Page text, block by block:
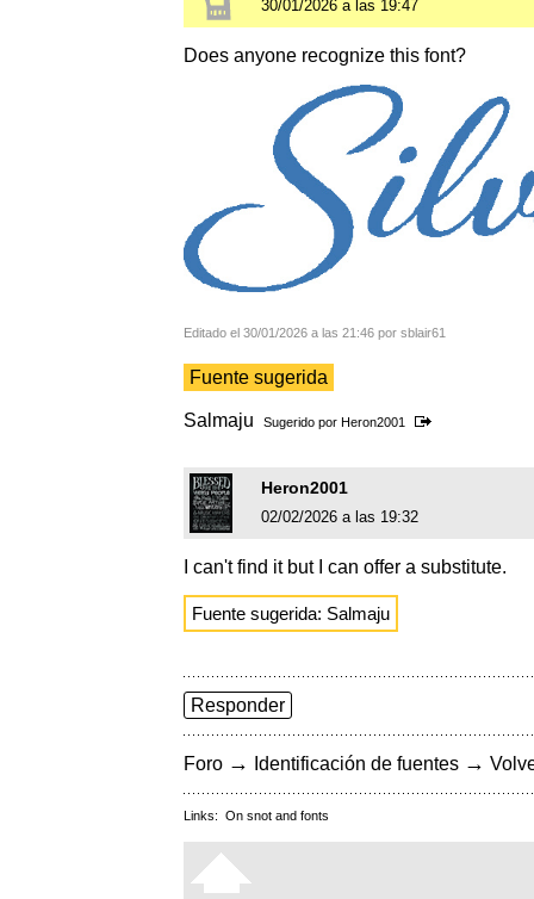
30/01/2026 a las 19:47
Does anyone recognize this font?
Editado el 30/01/2026 a las 21:46 por sblair61
Fuente sugerida
Salmaju Sugerido por Heron2001
Heron2001
02/02/2026 a las 19:32
I can't find it but I can offer a substitute.
Fuente sugerida: Salmaju
Responder
Foro → Identificación de fuentes →
Links: On snot and fonts